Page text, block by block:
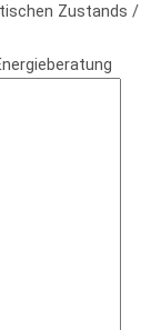
Zustands /